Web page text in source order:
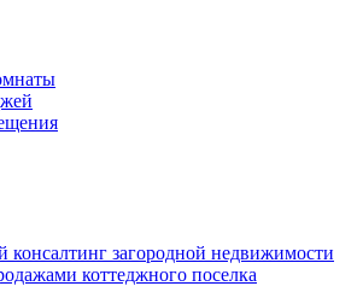
консалтинг загородной недвижимости
коттеджного поселка